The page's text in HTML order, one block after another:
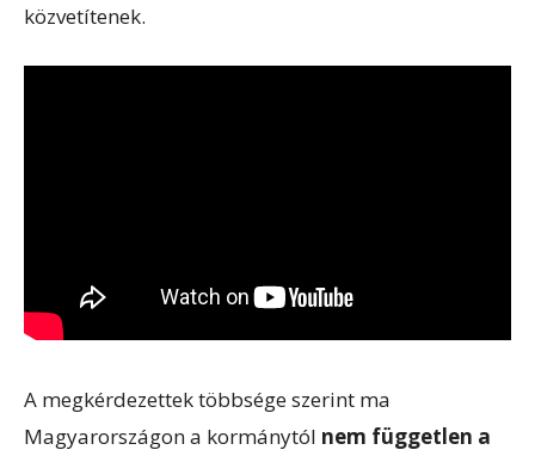
közvetítenek.
A megkérdezettek többsége szerint ma
Magyarországon a kormánytól nem független a